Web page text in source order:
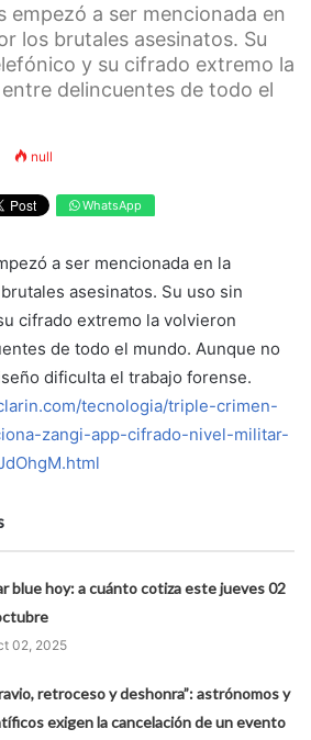
empezó a ser mencionada en
los brutales asesinatos. Su
y su cifrado extremo la
delincuentes de todo el
null
WhatsApp
a ser mencionada en la
asesinatos. Su uso sin
cifrado extremo la volvieron
de todo el mundo. Aunque no
dificulta el trabajo forense.
tecnologia/triple-crimen-
zangi-app-cifrado-nivel-militar-
blue hoy: a cuánto cotiza este jueves 02
02, 2025
retroceso y deshonra”: astrónomos y
exigen la cancelación de un evento